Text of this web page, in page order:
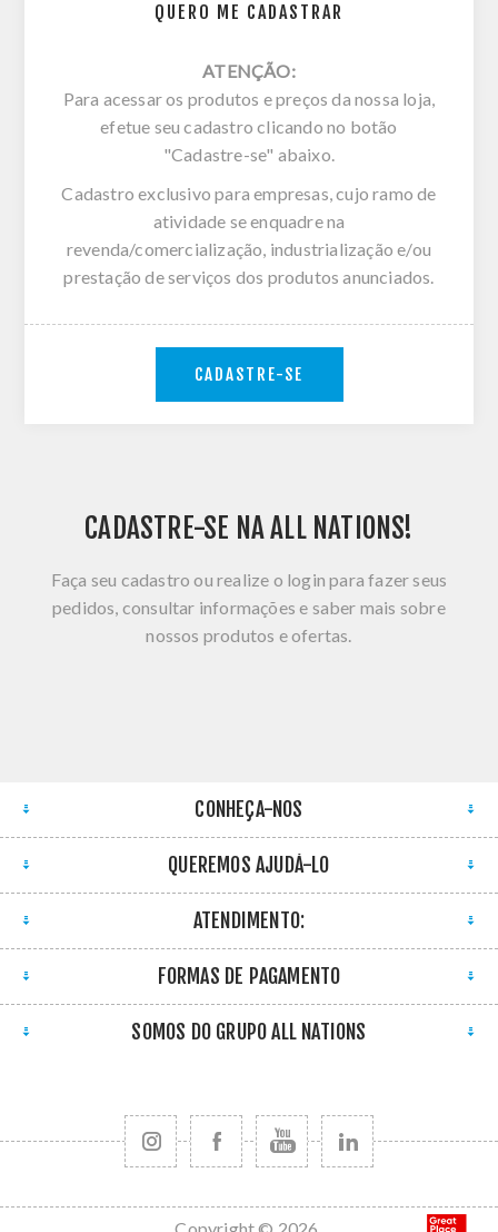
QUERO ME CADASTRAR
ATENÇÃO:
Para acessar os produtos e preços da nossa loja,
efetue seu cadastro clicando no botão
"Cadastre-se" abaixo.
Cadastro exclusivo para empresas, cujo ramo de
atividade se enquadre na
revenda/comercialização, industrialização e/ou
prestação de serviços dos produtos anunciados.
CADASTRE-SE
CADASTRE-SE NA ALL NATIONS!
Faça seu cadastro ou realize o login para fazer seus
pedidos, consultar informações e saber mais sobre
nossos produtos e ofertas.
CONHEÇA-NOS
QUEREMOS AJUDÁ-LO
ATENDIMENTO:
FORMAS DE PAGAMENTO
SOMOS DO GRUPO ALL NATIONS